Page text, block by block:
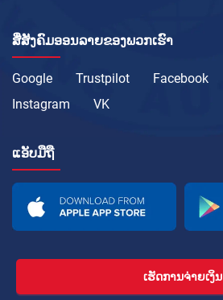
ສື່ສັງຄົມອອນລາຍຂອງພວກເຮົາ
Google Trustpilot Facebook
Instagram
VK
ແອັບມືຖື
ເຮັດການຈ່າຍເງິນ